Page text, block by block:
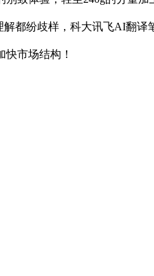
都纷歧样，科大讯飞AI翻
市场结构！